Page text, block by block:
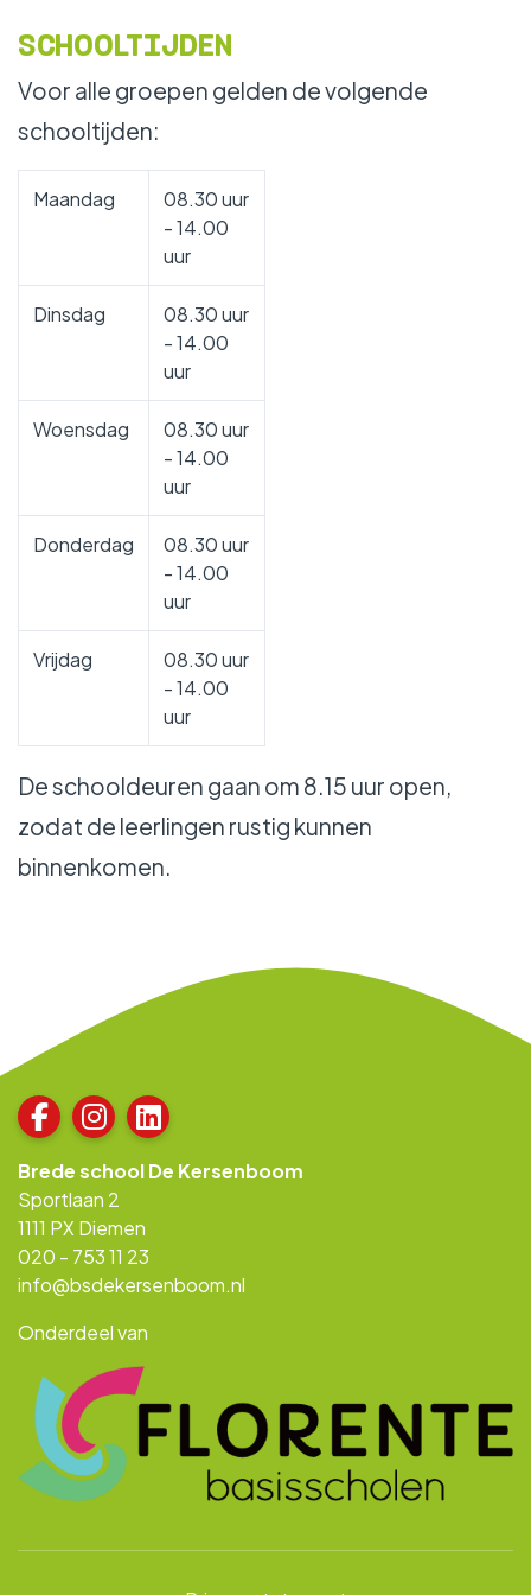
WERKEN BIJ
SCHOOLTIJDEN
Voor alle groepen gelden de volgende
schooltijden:
Maandag
08.30 uur
- 14.00
uur
Dinsdag
08.30 uur
- 14.00
uur
Woensdag
08.30 uur
- 14.00
uur
Donderdag
08.30 uur
- 14.00
uur
Vrijdag
08.30 uur
- 14.00
uur
De schooldeuren gaan om 8.15 uur open,
zodat de leerlingen rustig kunnen
binnenkomen.
Brede school De Kersenboom
Sportlaan 2
1111 PX Diemen
020 - 753 11 23
info@bsdekersenboom.nl
Onderdeel van